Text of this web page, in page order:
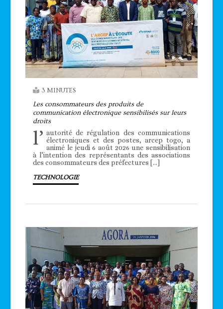
3 MINUTES
Les consommateurs des produits de
communication électronique sensibilisés sur leurs
droits
l’ autorité de régulation des communications
électroniques et des postes, arcep togo, a
animé le jeudi 6 août 2026 une sensibilisation
à l’intention des représentants des associations
des consommateurs des préfectures […]
TECHNOLOGIE